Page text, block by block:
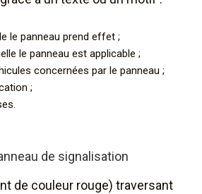
le panneau prend effet ;
le panneau est applicable ;
concernées par le panneau ;
;
de signalisation
de couleur rouge) traversant